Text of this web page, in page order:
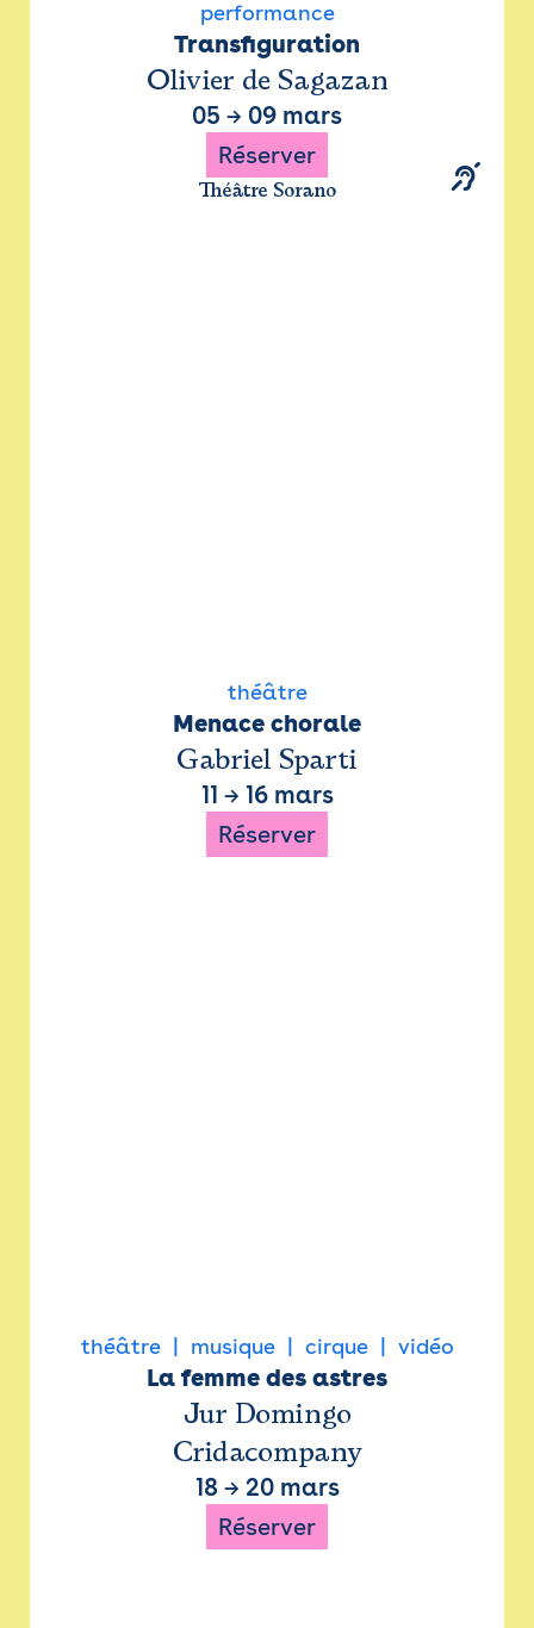
performance
Transfiguration
Olivier de Sagazan
05 → 09 mars
Réserver
Théâtre Sorano
théâtre
Menace chorale
Gabriel Sparti
11 → 16 mars
Réserver
théâtre musique cirque vidéo
La femme des astres
Jur Domingo
Cridacompany
18 → 20 mars
Réserver